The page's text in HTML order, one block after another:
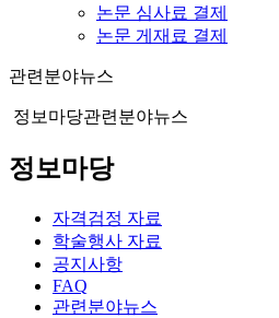
논문 심사료 결제
논문 게재료 결제
관련분야뉴스
정보마당관련분야뉴스
정보마당
자격검정 자료
학술행사 자료
공지사항
FAQ
관련분야뉴스